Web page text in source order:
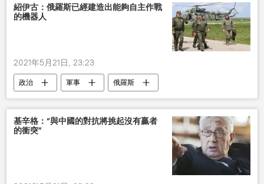
紹伊古：俄羅斯已經建造出能夠自主作戰
的機器人
2021年5月21日, 23:23
政治 軍事 俄羅斯
基辛格：“與中國的對抗將挑起沒有贏者
的衝突”